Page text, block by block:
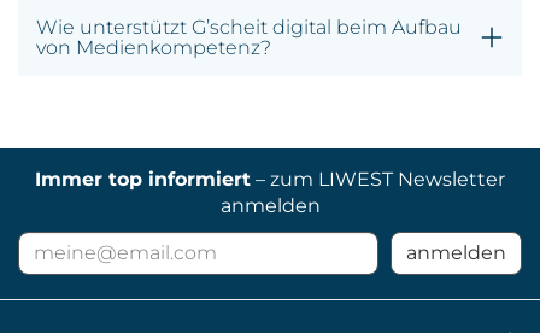
Wie unterstützt G’scheit digital beim Aufbau
von Medienkompetenz?
Immer top informiert – zum LIWEST Newsletter
anmelden
Mail
Adresse
anmelden